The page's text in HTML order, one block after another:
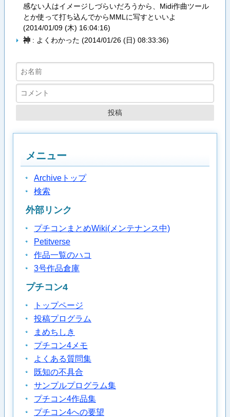
感ない人はイメージしづらいだろうから、Midi作曲ツール
とか使って打ち込んでからMMLに写すといいよ
(2014/01/09 (木) 16:04:16)
神: よくわかった (2014/01/26 (日) 08:33:36)
メニュー
Archiveトップ
検索
外部リンク
プチコンまとめWiki(メンテナンス中)
Petitverse
作品一覧のハコ
3号作品倉庫
プチコン4
トップページ
投稿プログラム
まめちしき
プチコン4メモ
よくある質問集
既知の不具合
サンプルプログラム集
プチコン4作品集
プチコン4への要望